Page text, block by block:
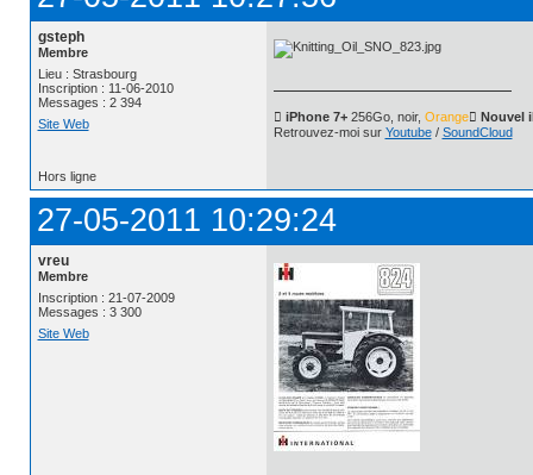
gsteph
Membre
Lieu : Strasbourg
Inscription : 11-06-2010
Messages : 2 394
Site Web
 iPhone 7+256Go, noir, Orange Nouvel
Retrouvez-moi sur Youtube/ SoundCloud
Hors ligne
27-05-2011 10:29:24
vreu
Membre
Inscription : 21-07-2009
Messages : 3 300
Site Web